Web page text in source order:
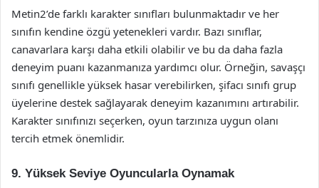
Metin2’de farklı karakter sınıfları bulunmaktadır ve her
sınıfın kendine özgü yetenekleri vardır. Bazı sınıflar,
canavarlara karşı daha etkili olabilir ve bu da daha fazla
deneyim puanı kazanmanıza yardımcı olur. Örneğin, savaşçı
sınıfı genellikle yüksek hasar verebilirken, şifacı sınıfı grup
üyelerine destek sağlayarak deneyim kazanımını artırabilir.
Karakter sınıfınızı seçerken, oyun tarzınıza uygun olanı
tercih etmek önemlidir.
9. Yüksek Seviye Oyuncularla Oynamak